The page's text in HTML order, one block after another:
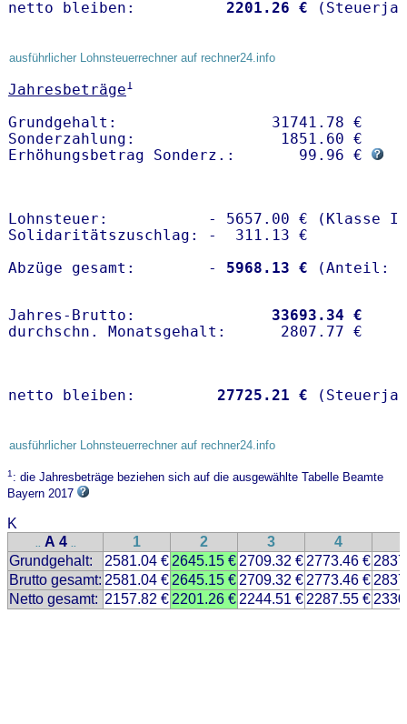
netto bleiben: 2201.26 €
ausführlicher Lohnsteuerrechner auf rechner24.info
Jahresbeträge1
Grundgehalt:                 31741.78 €
Sonderzahlung:                1851.60 €
Erhöhungsbetrag Sonderz.:       99.96 €
Lohnsteuer:           - 5657.00 € (Klasse I)
Solidaritätszuschlag: -  311.13 €
Abzüge gesamt:        -
5968.13 €
Jahres-Brutto: 33693.34 €
netto bleiben: 27725.21 €
ausführlicher Lohnsteuerrechner auf rechner24.info
1: die Jahresbeträge beziehen sich auf die ausgewählte Tabelle Beamte
Bayern 2017
K
.. A 4 .. 1 2 3 4
Grundgehalt:
2581.04 € 2645.15 € 2709.32 € 2773.46 €
Brutto gesamt: 2581.04 € 2645.15 € 2709.32 € 2773.46 €
Netto gesamt: 2157.82 € 2201.26 € 2244.51 € 2287.55 €